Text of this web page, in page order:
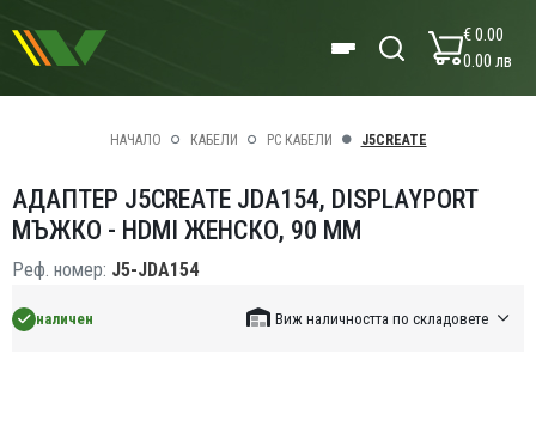
€ 0.00
0.00 лв
НАЧАЛО КАБЕЛИ PC КАБЕЛИ J5CREATE
АДАПТЕР J5CREATE JDA154, DISPLAYPORT
МЪЖКО - HDMI ЖЕНСКО, 90 ММ
Реф. номер: J5-JDA154
наличен Виж наличността по складовете